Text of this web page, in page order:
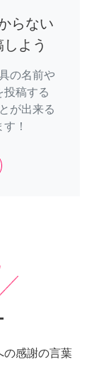
らない
よう
の名前や
投稿する
が出来る
！
の感謝の言葉